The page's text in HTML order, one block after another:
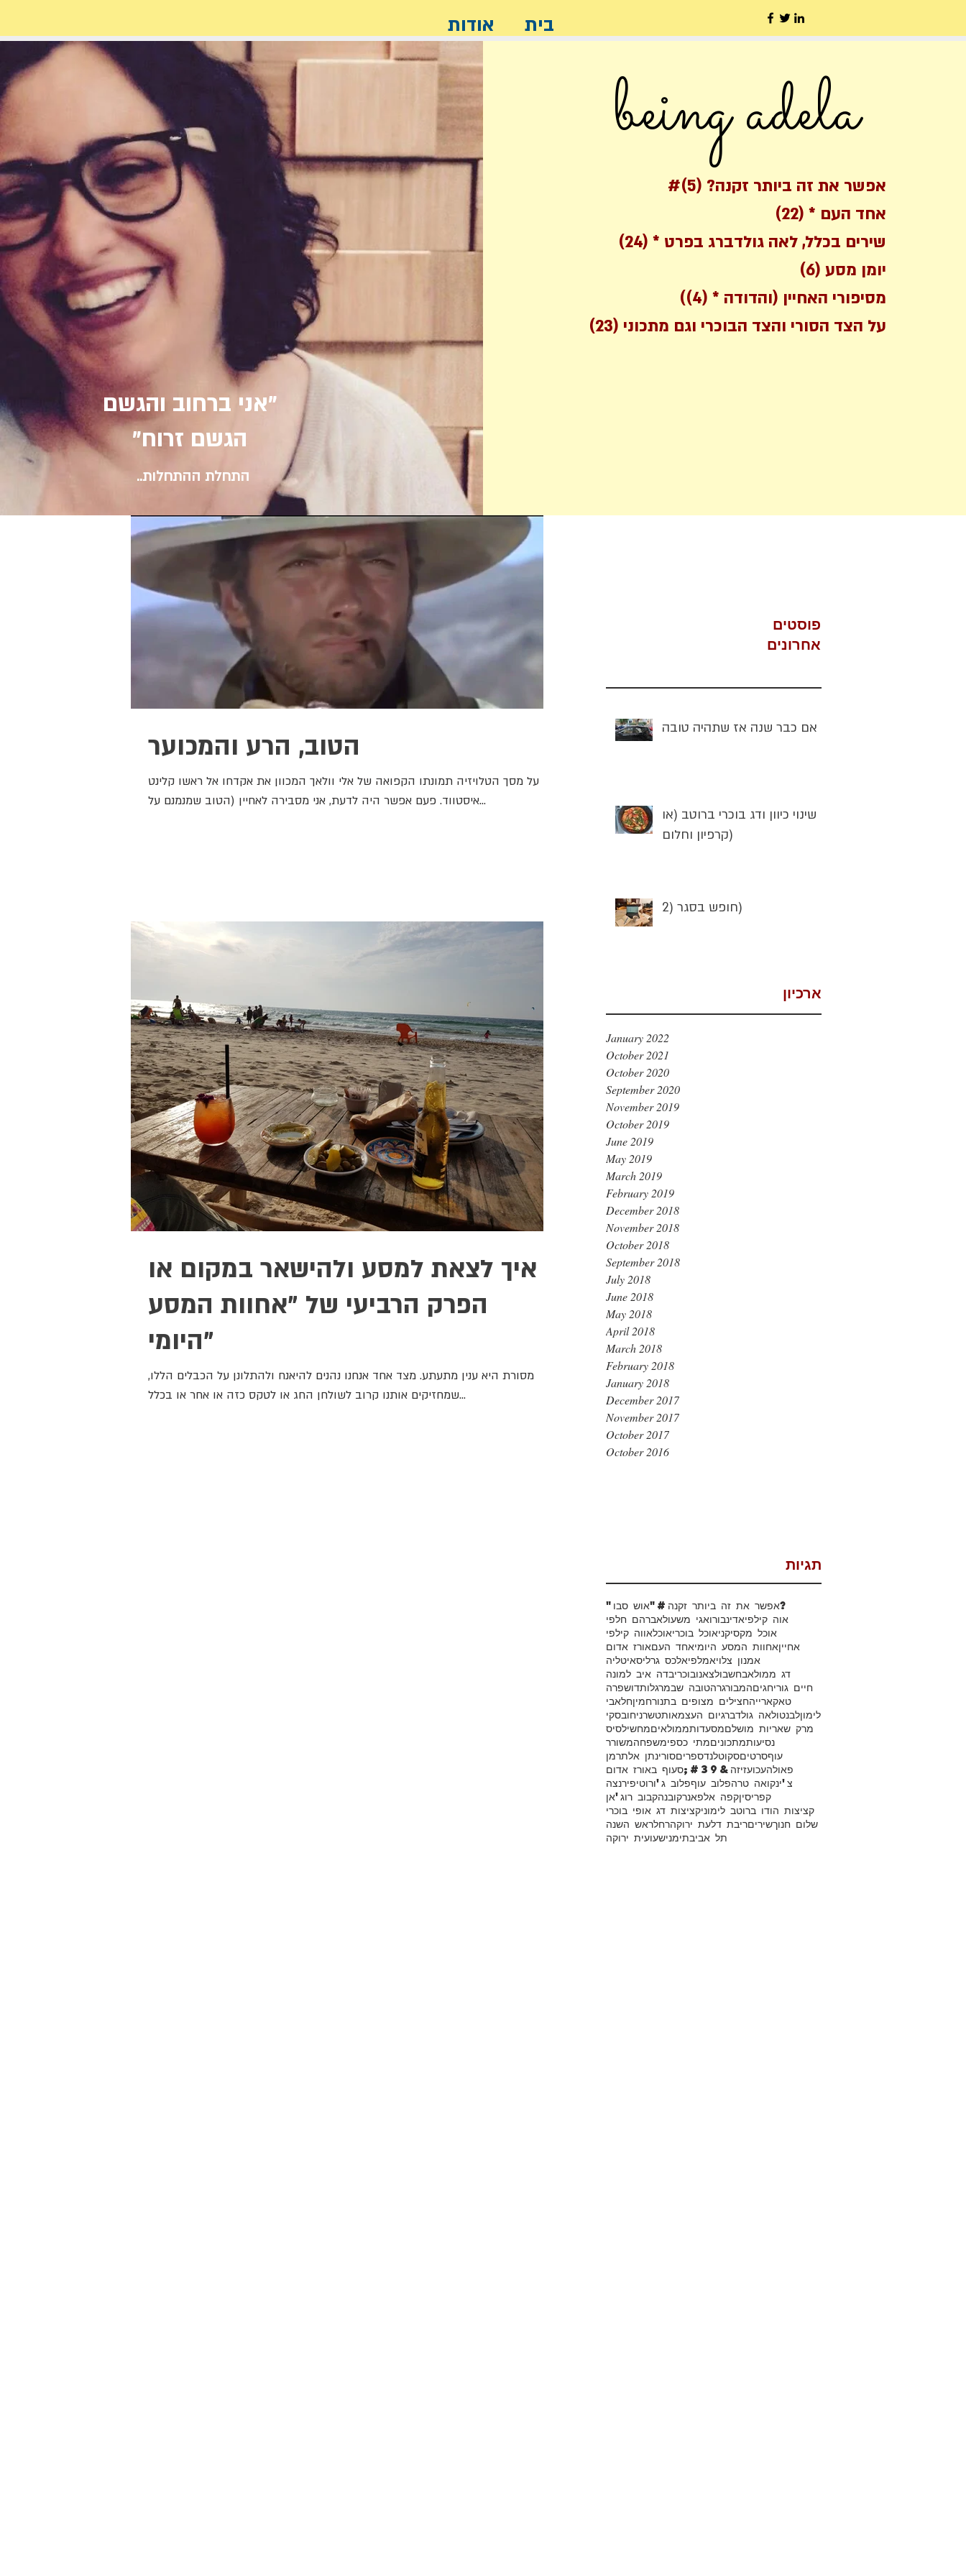
בית אודות
being adela
#אפשר את זה ביותר זקנה? (5)
אחד העם * (22)
שירים בכלל, לאה גולדברג בפרט * (24)
יומן מסע (6)
(מסיפורי האחיין (והדודה * (4)
על הצד הסורי והצד הבוכרי וגם מתכוני (23)
אני ברחוב והגשם"
התחלת ההתחלות..
פוסטים
אחרונים
אם כבר שנה אז שתהיה טובה
שינוי כיוון ודג בוכרי ברוטב (או
קרפיון וחלום)
חופש בסגר (2)
ארכיון
January 2022
October 2021
October 2020
September 2020
November 2019
October 2019
June 2019
May 2019
March 2019
February 2019
December 2018
November 2018
October 2018
September 2018
July 2018
June 2018
May 2018
April 2018
March 2018
February 2018
January 2018
December 2017
November 2017
October 2017
October 2016
תגיות
"אוש סבו"
#אפשר את זה ביותר זקנה?
אברהם חלפיאגי משעולאדינבורואוה קילפי
אווה קילפיאוכלאוכל בוכריאוכל מקסיקני
אורז אדוםאחד העםאחוות המסע היומיאחיין
איטליהאלכס גרליסאמלפיאמנון צלוי
בדה איב למונהבוכריבולצאנובחשדג ממולא
דושפרההטובה שבמרגלותהמבורגרחגיםחיים גורי
חלאביחמיןחצילים מצופים בתנורטאקארייה
טשרניחובסקייום העצמאותלאה גולדברגלבנטולימון
לסיסמחשיממולאיםמסעדותמרק שאריות מושלם
משוררמשפחהמתי כספימתכוניםנסיעות
נתן אלתרמןסוריספריםסקוטלנדסרטיםעוף
עוף באורז אדום
עזיזה&#39;סעכופאולה
פירנצהפלוב ג'ורוטיפלוב עוףצ'ינקואה טרה
קבוב רוג'אןקובנהקפה אלפאנרקפריסין
קציצות דג אופי בוכריקציצות הודו ברוטב לימוני
ראש השנהרחלריבת דלעת ירוקהשיריםשלום חנוך
שעועית ירוקהתימניתל אביב
הטוב, הרע והמכוער
על מסך הטלויזיה תמונתו הקפואה של אלי וולאך המכוון את אקדחו אל ראשו קלינט
איסטווד. פעם אפשר היה לדעת, אני מסבירה לאחיין (הטוב שמנמנם על...
איך לצאת למסע ולהישאר במקום או
הפרק הרביעי של "אחוות המסע
היומי"
מסורת היא ענין מתעתע. מצד אחד אנחנו נהנים להיאנח ולהתלונן על הכבלים הללו,
שמחזיקים אותנו קרוב לשולחן החג או לטקס כזה או אחר או בכלל...